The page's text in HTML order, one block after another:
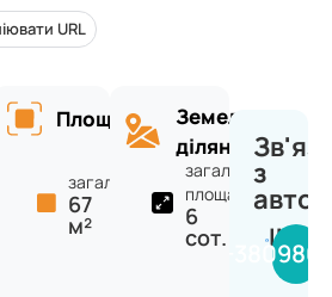
URL
Площа
загальна:
67
м²
Земельна
ділянка
загальна
площа:
6
сот.
з